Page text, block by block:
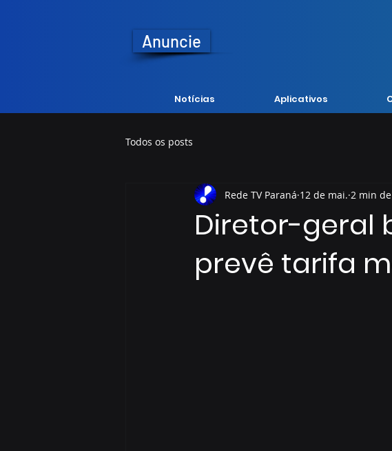
Anuncie
Notícias Aplicativos
Todos os posts
Diretor-geral
prevê tarifa
Rede TV Paraná 12 de mai. 2 min